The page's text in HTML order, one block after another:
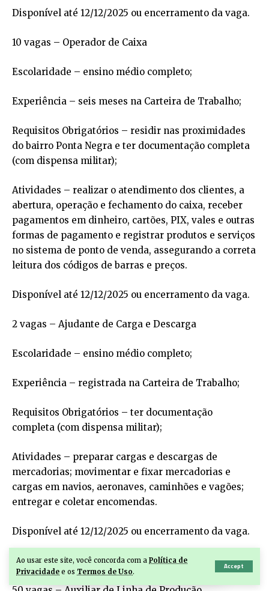
Ao usar este site, você concorda com a Política de
Privacidade e os Termos de Uso.
Accept
Disponível até 12/12/2025 ou encerramento da vaga.
10 vagas – Operador de Caixa
Escolaridade – ensino médio completo;
Experiência – seis meses na Carteira de Trabalho;
Requisitos Obrigatórios – residir nas proximidades
do bairro Ponta Negra e ter documentação completa
(com dispensa militar);
Atividades – realizar o atendimento dos clientes, a
abertura, operação e fechamento do caixa, receber
pagamentos em dinheiro, cartões, PIX, vales e outras
formas de pagamento e registrar produtos e serviços
no sistema de ponto de venda, assegurando a correta
leitura dos códigos de barras e preços.
Disponível até 12/12/2025 ou encerramento da vaga.
2 vagas – Ajudante de Carga e Descarga
Escolaridade – ensino médio completo;
Experiência – registrada na Carteira de Trabalho;
Requisitos Obrigatórios – ter documentação
completa (com dispensa militar);
Atividades – preparar cargas e descargas de
mercadorias; movimentar e fixar mercadorias e
cargas em navios, aeronaves, caminhões e vagões;
entregar e coletar encomendas.
Disponível até 12/12/2025 ou encerramento da vaga.
VAGAS NA INDÚSTRIA – 153